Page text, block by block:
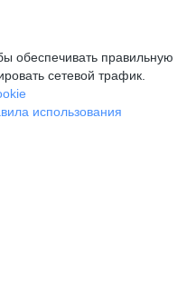
обеспечивать правильную
сетевой трафик.
использования